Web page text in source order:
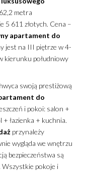
metra
5 611 złotych. Cena –
apartament do
jest na III piętrze w 4-
kierunku południowy
swoją prestiżową
do
i pokoi: salon +
łazienka + kuchnia.
przynależy
wygląda we wnętrzu
bezpieczeństwa są
Wszystkie pokoje i